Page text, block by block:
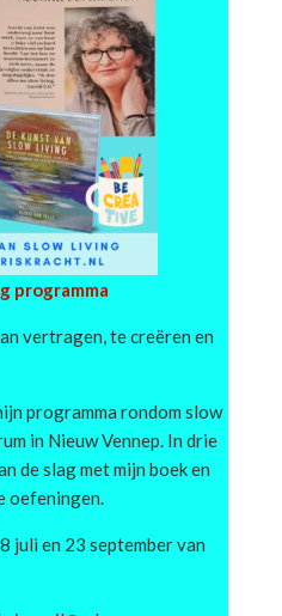
programma
vertragen, te creëren en
programma rondom slow
in Nieuw Vennep. In drie
de slag met mijn boek en
oefeningen.
juli en 23 september van